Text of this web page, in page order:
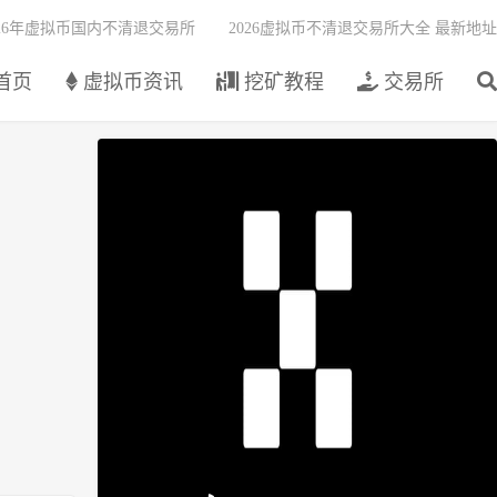
页 虚拟币资讯 挖矿教程 交易所
年虚拟币国内不清退交易所 2026虚拟币不清退交易所大全 最新地址